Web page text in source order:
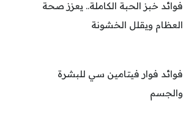
فوائد خبز الحبة الكاملة.. يعزز صحة
العظام ويقلل الخشونة
فوائد فوار فيتامين سي للبشرة
والجسم